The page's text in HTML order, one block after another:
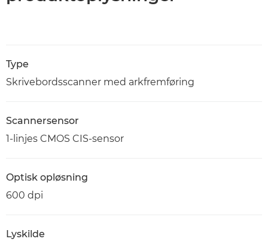
Type
Skrivebordsscanner med arkfremføring
Scannersensor
1-linjes CMOS CIS-sensor
Optisk opløsning
600 dpi
Lyskilde